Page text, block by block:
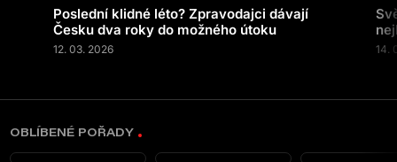
Poslední klidné léto? Zpravodajci dávají
Česku dva roky do možného útoku
12. 03. 2026 14.
OBLÍBENÉ POŘADY